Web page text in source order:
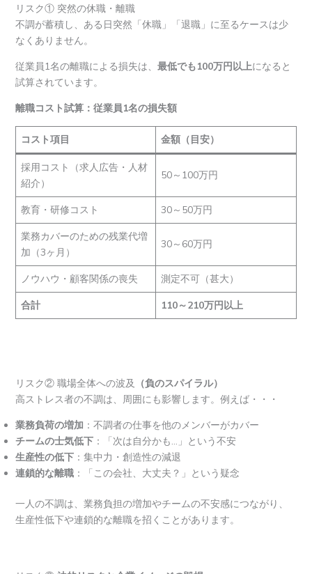
リスク① 突然の休職・離職
不調が蓄積し、ある日突然「休職」「退職」に至るケースは少
なくありません。
従業員1名の離職による損失は、 最低でも100万円以上になると
試算されています。
離職コスト試算：従業員1名の損失額
コスト項目 金額（目安）
採用コスト（求人広告・人材
紹介）
50～100万円
教育・研修コスト
30～50万円
業務カバーのための残業代増
加（3ヶ月）
30～60万円
ノウハウ・顧客関係の喪失
測定不可（甚大）
合計
110～210万円以上
リスク② 職場全体への波及
（負のスパイラル）
高ストレス者の不調は、周囲にも影響します。例えば・・・
業務負荷の増加 ：不調者の仕事を他のメンバーがカバー
チームの士気低下：「次は自分かも…」という不安
生産性の低下：集中力・創造性の減退
連鎖的な離職：「この会社、大丈夫？」という疑念
一人の不調は、業務負担の増加やチームの不安感につながり、
生産性低下や連鎖的な離職を招くことがあります。